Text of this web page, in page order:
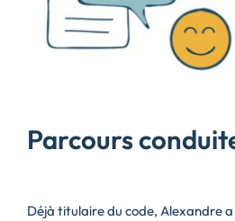
Parcours
Déjà titulaire du code, Alexandre